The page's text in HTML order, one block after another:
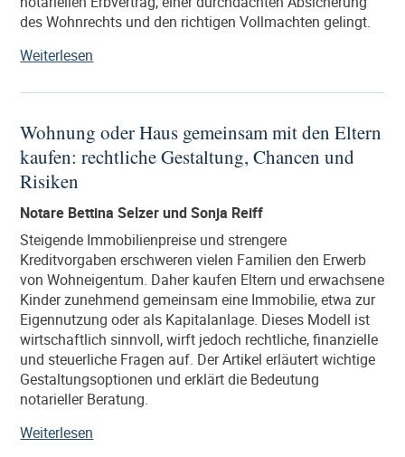
des Wohnrechts und den richtigen Vollmachten gelingt.
Weiterlesen
Vollmachten
unverheiratete
Paare:
Sie
rechtliche
Sicherheit.“
Wohnung oder Haus gemeinsam mit den Eltern
kaufen: rechtliche Gestaltung, Chancen und
Risiken
Notare Bettina Selzer und Sonja Reiff
Steigende Immobilienpreise und strengere
Kreditvorgaben erschweren vielen Familien den Erwerb
von Wohneigentum. Daher kaufen Eltern und erwachsene
Kinder zunehmend gemeinsam eine Immobilie, etwa zur
Eigennutzung oder als Kapitalanlage. Dieses Modell ist
wirtschaftlich sinnvoll, wirft jedoch rechtliche, finanzielle
und steuerliche Fragen auf. Der Artikel erläutert wichtige
Gestaltungsoptionen und erklärt die Bedeutung
notarieller Beratung.
Weiterlesen